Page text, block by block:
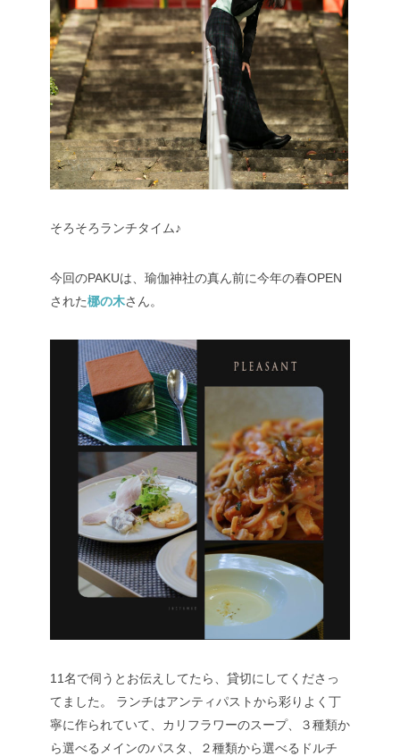
そろそろランチタイム♪
今回のPAKUは、瑜伽神社の真ん前に今年の春OPEN
された梛の木さん。
11名で伺うとお伝えしてたら、貸切にしてくださっ
てました。
ランチはアンティパストから彩りよく丁
寧に作られていて、カリフラワーのスープ、３種類か
ら選べるメインのパスタ、２種類から選べるドルチ